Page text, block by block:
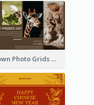
Brown Photo Grids World Wildlife Day Greeting Card